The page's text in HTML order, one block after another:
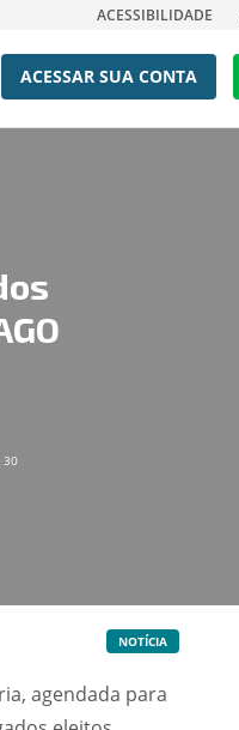
ACESSIBILIDADE
ACESSAR SUA CONTA
30
NOTÍCIA
agendada para